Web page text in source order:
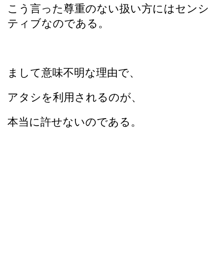
こう言った尊重のない扱い方にはセンシ
ティブなのである。
まして意味不明な理由で、
アタシを利用されるのが、
本当に許せないのである。